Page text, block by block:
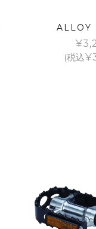
ALLOY
¥
(税込¥